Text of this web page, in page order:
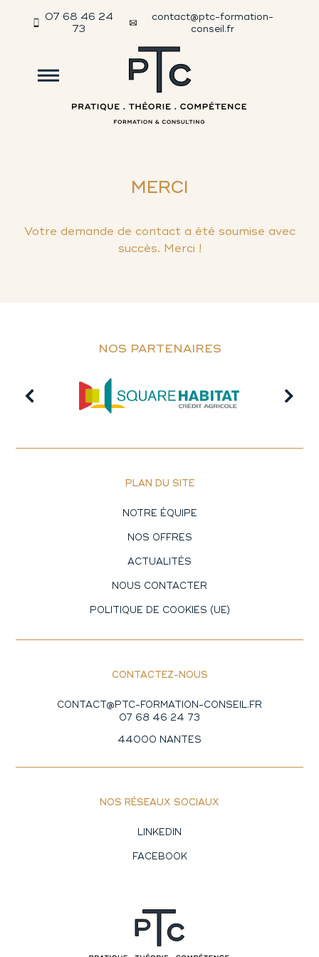
07 68 46 24
73
contact@ptc-formation-
conseil.fr
MERCI
Votre demande de contact a été soumise avec
succès. Merci !
NOS PARTENAIRES
PLAN DU SITE
NOTRE ÉQUIPE
NOS OFFRES
ACTUALITÉS
NOUS CONTACTER
POLITIQUE DE COOKIES (UE)
CONTACTEZ-NOUS
CONTACT@PTC-FORMATION-CONSEIL.FR
07 68 46 24 73
44000 NANTES
NOS RÉSEAUX SOCIAUX
LINKEDIN
FACEBOOK